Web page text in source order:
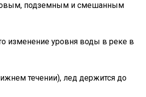
подземным и смешанным
изменение уровня воды в реке в
течении), лед держится до